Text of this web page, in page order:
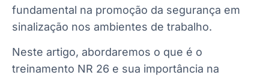
fundamental na promoção da segurança em
sinalização nos ambientes de trabalho.
Neste artigo, abordaremos o que é o
treinamento NR 26 e sua importância na